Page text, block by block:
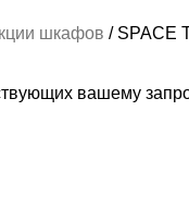
шкафов SPACE
вашему